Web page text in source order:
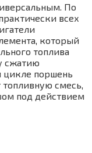
По
всех
который
топлива
сжатию
цикле поршень
смесь,
под действием